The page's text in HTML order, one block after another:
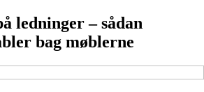
ledninger – sådan
bag møblerne